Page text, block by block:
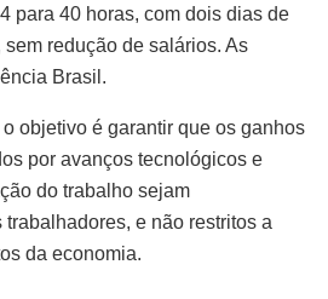
para 40 horas, com dois dias de
redução de salários. As
Brasil.
objetivo é garantir que os ganhos
por avanços tecnológicos e
do trabalho sejam
e não restritos a
da economia.